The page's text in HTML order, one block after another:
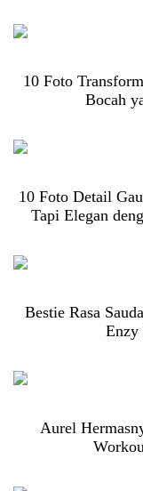
10 Foto
Bocah
10 Foto Detail
Tapi Elegan
Bestie Rasa
Enzy
Aurel